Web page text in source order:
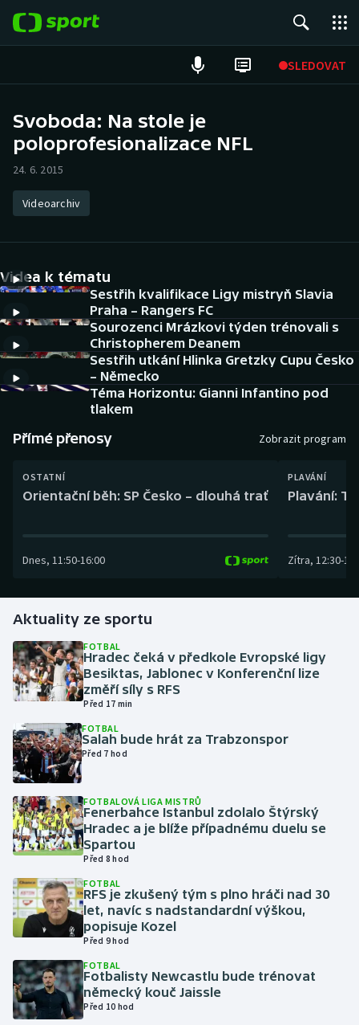
SLEDOVAT
Hokej
Atletika
DALŠÍ SPORTY
Americký fotbal
Baseball a softbal
Biatlon
Boby a skeleton
Curling
Dostihy
Florbal
Futsal
Gymnastika
Házená
Jezdectví
Krasobruslení
Lyže a snowboard
NEPŘEHLÉDNĚTE
Historické návraty
Aplikace ČT sport
AZ kvíz
Svoboda: Na stole je
poloprofesionalizace NFL
24. 6. 2015
Videoarchiv
Videa k tématu
Sestřih kvalifikace Ligy mistryň Slavia
Praha – Rangers FC
Sourozenci Mrázkovi týden trénovali s
Christopherem Deanem
Sestřih utkání Hlinka Gretzky Cupu Česko
– Německo
Téma Horizontu: Gianni Infantino pod
tlakem
Přímé přenosy Zobrazit program
OSTATNÍ
Orientační běh: SP Česko – dlouhá trať
Dnes, 11:50-16:00
PLAVÁNÍ
Plavání:
Zítra, 12:30-
Aktuality ze sportu
FOTBAL
Hradec čeká v předkole Evropské ligy
Besiktas, Jablonec v Konferenční lize
změří síly s RFS
Před 17 min
FOTBAL
Salah bude hrát za Trabzonspor
Před 7 hod
FOTBALOVÁ LIGA MISTRŮ
Fenerbahce Istanbul zdolalo Štýrský
Hradec a je blíže případnému duelu se
Spartou
Před 8 hod
FOTBAL
RFS je zkušený tým s plno hráči nad 30
let, navíc s nadstandardní výškou,
popisuje Kozel
Před 9 hod
FOTBAL
Fotbalisty Newcastlu bude trénovat
německý kouč Jaissle
Před 10 hod